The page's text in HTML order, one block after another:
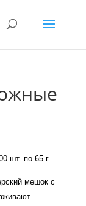
шт. по 65 г.
мешок с